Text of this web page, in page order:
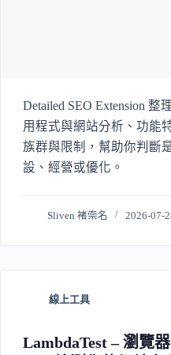
Detailed SEO Extension 整
用程式與網站分析、功能
族群與限制，幫助你判斷
設、經營或優化。
Sliven 褚崇名 2026-07-
線上工具
LambdaTest – 瀏覽